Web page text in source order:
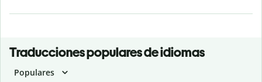
Traducciones populares de idiomas
Populares